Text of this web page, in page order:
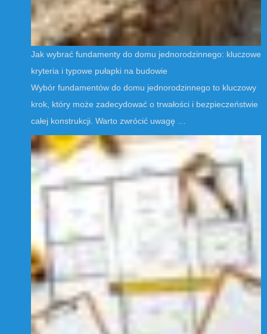
Jak wybrać fundamenty do domu jednorodzinnego: kluczowe
kryteria i typowe pułapki na budowie
Wybór fundamentów do domu jednorodzinnego to kluczowy
krok, który może zadecydować o trwałości i bezpieczeństwie
całej konstrukcji. Warto zwrócić uwagę …